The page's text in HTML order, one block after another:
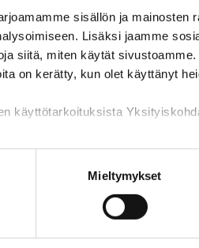
sisällön ja
Lisäksi jaamme
siitä, miten käytät
on kerätty, kun olet käyttänyt
käyttötarkoituksista
käsittely
Mieltymykset